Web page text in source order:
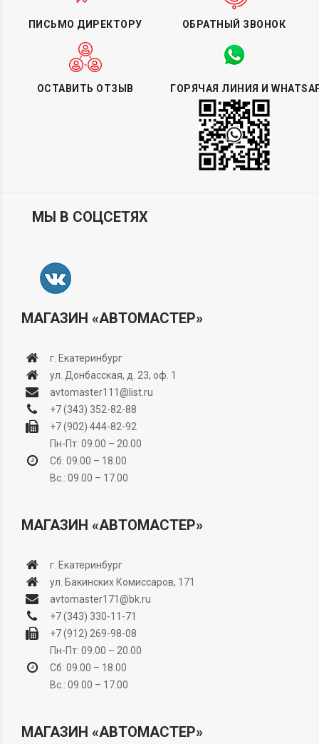
ПИСЬМО ДИРЕКТОРУ ОБРАТНЫЙ ЗВОНОК
ОСТАВИТЬ ОТЗЫВ ГОРЯЧАЯ ЛИНИЯ И
МЫ В СОЦСЕТЯХ
МАГАЗИН «АВТОМАСТЕР»
г. Екатеринбург
ул. Донбасская, д. 23, оф. 1
avtomaster111@list.ru
+7 (343) 352-82-88
+7 (902) 444-82-92
Пн-Пт: 09.00 – 20.00
Сб: 09.00 – 18.00
Вс.: 09.00 – 17.00
МАГАЗИН «АВТОМАСТЕР»
г. Екатеринбург
ул. Бакинских Комиссаров, 171
avtomaster171@bk.ru
+7 (343) 330-11-71
+7 (912) 269-98-08
Пн-Пт: 09.00 – 20.00
Сб: 09.00 – 18.00
Вс.: 09.00 – 17.00
МАГАЗИН «АВТОМАСТЕР»